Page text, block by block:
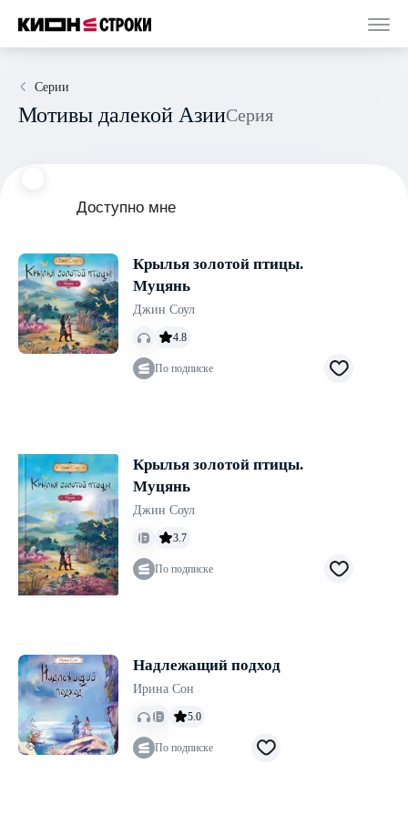
Серии
Мотивы далекой Азии Серия
Доступно мне
Крылья золотой птицы.
Муцянь
Джин Соул
4.8
По подписке
Крылья золотой птицы.
Муцянь
Джин Соул
3.7
По подписке
Надлежащий подход
Ирина Сон
5.0
По подписке